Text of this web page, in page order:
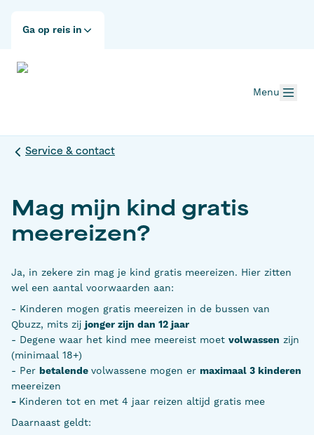
Ga op reis in
Menu
Service & contact
Mag mijn kind gratis
meereizen?
Ja, in zekere zin mag je kind gratis meereizen. Hier zitten
wel een aantal voorwaarden aan:
- Kinderen mogen gratis meereizen in de bussen van
Qbuzz, mits zij jonger zijn dan 12 jaar
- Degene waar het kind mee meereist moet volwassen zijn
(minimaal 18+)
- Per betalende volwassene mogen er maximaal 3 kinderen
meereizen
- Kinderen tot en met 4 jaar reizen altijd gratis mee
Daarnaast geldt: